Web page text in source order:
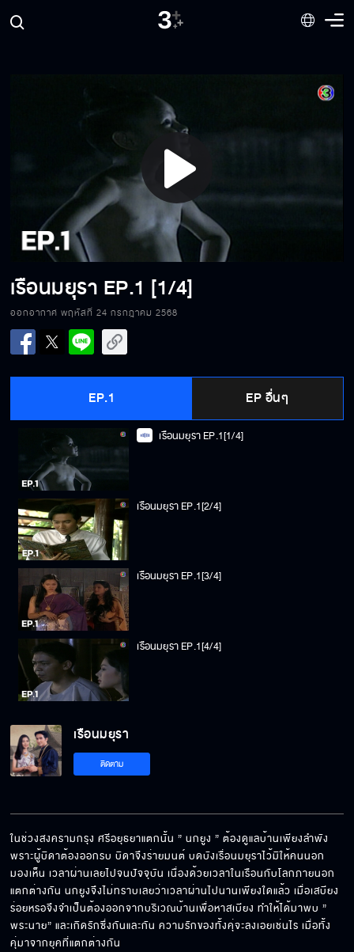
Play
Video
เรือนมยุรา EP.1 [1/4]
ออกอากาศ พฤหัสที่ 24 กรกฎาคม 2568
EP.1 EP อื่นๆ
เรือนมยุรา EP.1[1/4]
เรือนมยุรา EP.1[2/4]
เรือนมยุรา EP.1[3/4]
เรือนมยุรา EP.1[4/4]
เรือนมยุรา
ติดตาม
ในช่วงสงครามกรุง ศรีอยุธยาแตกนั้น ” นกยูง ” ต้องดูแลบ้านเพียงลำพัง
พราะผู้บิดาต้องออกรบ บิดาจึงร่ายมนต์ บดบังเรื่อนมยุราไว้มิให้คนนอก
มองเห็น เวลาผ่านเลยไปจนปัจจุบัน เนื่องด้วยเวลาในเรือนกับโลกภายนอก
แตกต่างกัน นกยูงจึงไม่ทราบเลยว่าเวลาผ่านไปนานเพียงใดแล้ว เมื่อเสบียง
ร่อยหรอจึงจำเป็นต้องออกจากบริเวณบ้านเพื่อหาสเบียง ทำให้ได้มาพบ ”
พระนาย” และเกิดรักซึ่งกันและกัน ความรักของทั้งคุ่จะลงเอยเช่นไร เมื่อทั้ง
คุ่มาจากยุคที่แตกต่างกัน